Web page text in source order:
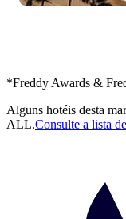
*Freddy Awards &
Alguns hotéis desta
ALL.Consulte a lista